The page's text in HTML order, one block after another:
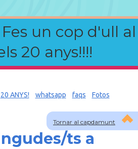
un cop d'ull al
20 anys!!!!
Tornar al capdamunt
20 ANYS! whatsapp faqs Fotos
ts a